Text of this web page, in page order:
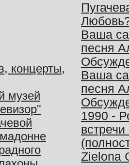
концерты,
музей
Ваша
песня
Ваша
песня
1990 -
Zielona